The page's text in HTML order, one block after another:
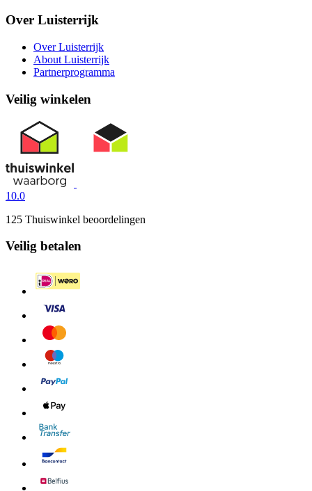
Over Luisterrijk
Over Luisterrijk
About Luisterrijk
Partnerprogramma
Veilig winkelen
10.0
125 Thuiswinkel beoordelingen
Veilig betalen